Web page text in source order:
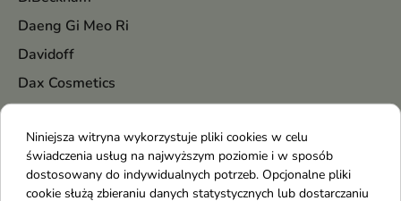
Daeng Gi Meo Ri
Davidoff
Dax Cosmetics
Dermena
Dermika
Niniejsza witryna wykorzystuje pliki cookies w celu
świadczenia usług na najwyższym poziomie i w sposób
dostosowany do indywidualnych potrzeb. Opcjonalne pliki
cookie służą zbieraniu danych statystycznych lub dostarczaniu